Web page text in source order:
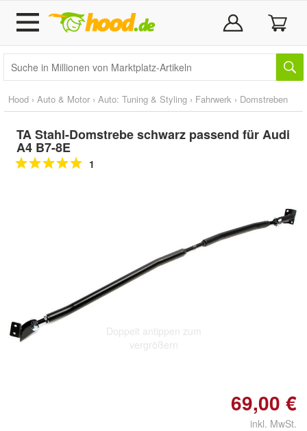
Hood › Auto & Motor › Auto: Tuning & Styling › Fahrwerk › Domstreben
TA Stahl-Domstrebe schwarz passend für Audi
A4 B7-8E
1
Doppelt antippen zum
vergrößern
69,00 €
inkl. MwSt.